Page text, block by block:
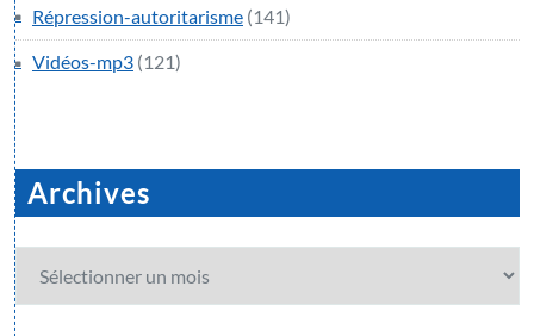
Répression-autoritarisme (141)
Vidéos-mp3 (121)
Archives
Archives